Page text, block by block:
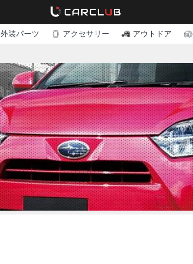
外装パーツ アクセサリー アウトドア